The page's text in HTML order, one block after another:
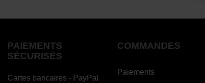
PAIEMENTS
SÉCURISÉS
Cartes bancaires - PayPal
COMMANDES
Paiements